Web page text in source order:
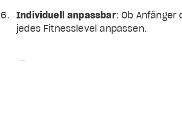
Individuell anpassbar: Ob Anfänger
jedes Fitnesslevel anpassen.